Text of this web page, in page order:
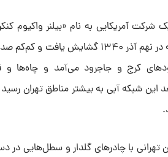
در سال ۱۳۳۹ با یک شرکت آمریکایی به نام «بیلنر
تولید لوله‌ها بسازد. کارخانه در نهم آذر
کرج و جاجرود می‌آمد و چاه‌ها و
از ۱۳۴۰ به بعد این شبکه آبی به بیشتر
تهرانی با چادرهای گلدار و سطل‌هایی